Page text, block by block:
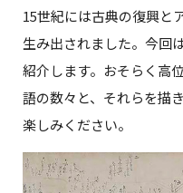
15世紀には古典の復興と
生み出されました。今回
紹介します。おそらく高
語の数々と、それらを描
楽しみください。